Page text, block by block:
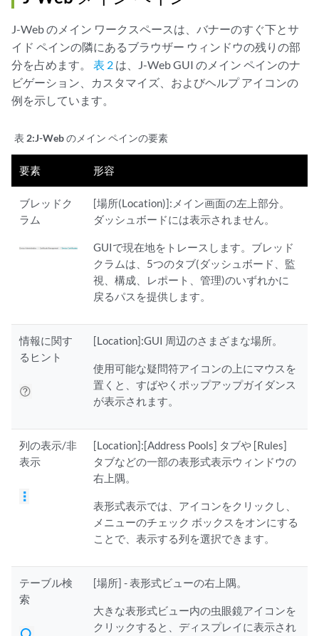
J-Web のメイン ワークスペースは、バナーのすぐ下とサ
イド ペインの隣にあるブラウザー ウィンドウの残りの部
分を占めます。 表 2 は、J-Web GUI のメイン ペインのナ
ビゲーション、カスタマイズ、およびヘルプ アイコンの
例を示しています。
表 2:J-Web のメイン ペインの要素
要素 形容
ブレッドク
ラム
[場所(Location)]:メイン画面の左上部分。
ダッシュボードには表示されません。
GUIで現在地をトレースします。ブレッド
クラムは、5つのタブ(ダッシュボード、監
視、構成、レポート、管理)のいずれかに
戻るパスを提供します。
情報に関す
るヒント
[Location]:GUI 周辺のさまざまな場所。
使用可能な疑問符アイコンの上にマウスを
置くと、すばやくポップアップガイダンス
が表示されます。
列の表示/非
表示
[Location]:[Address Pools] タブや [Rules]
タブなどの一部の表形式表示ウィンドウの
右上隅。
表形式表示では、アイコンをクリックし、
メニューのチェック ボックスをオンにする
ことで、表示する列を選択できます。
テーブル検
索
[場所] - 表形式ビューの右上隅。
大きな表形式ビュー内の虫眼鏡アイコンを
クリックすると、ディスプレイに表示され